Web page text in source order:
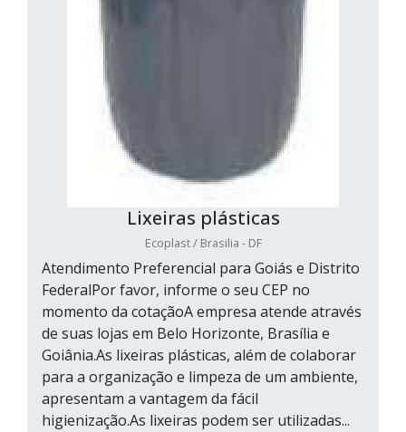
Lixeiras plásticas
Ecoplast / Brasilia - DF
Atendimento Preferencial para Goiás e Distrito
FederalPor favor, informe o seu CEP no
momento da cotaçãoA empresa atende através
de suas lojas em Belo Horizonte, Brasília e
Goiânia.As lixeiras plásticas, além de colaborar
para a organização e limpeza de um ambiente,
apresentam a vantagem da fácil
higienização.As lixeiras podem ser utilizadas...